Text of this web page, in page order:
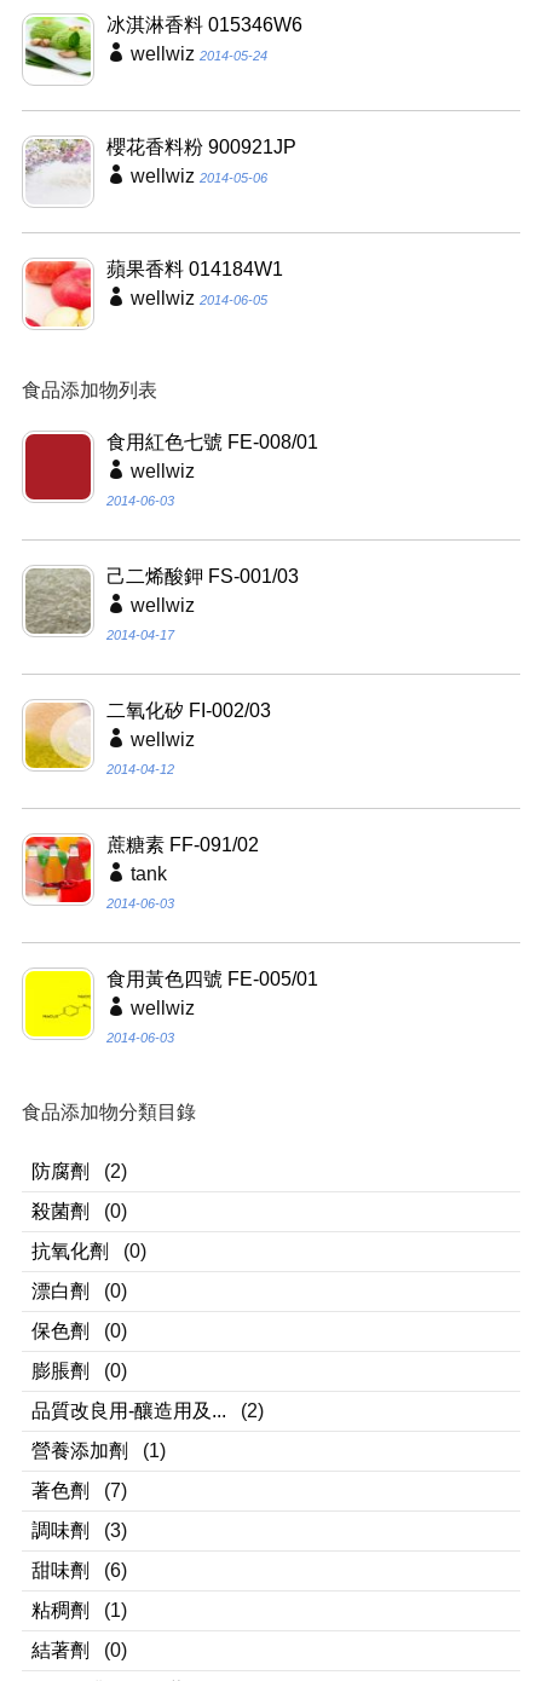
冰淇淋香料 015346W6
wellwiz 2014-05-24
櫻花香料粉 900921JP
wellwiz 2014-05-06
蘋果香料 014184W1
wellwiz 2014-06-05
食品添加物列表
食用紅色七號 FE-008/01
wellwiz
2014-06-03
己二烯酸鉀 FS-001/03
wellwiz
2014-04-17
二氧化矽 FI-002/03
wellwiz
2014-04-12
蔗糖素 FF-091/02
tank
2014-06-03
食用黃色四號 FE-005/01
wellwiz
2014-06-03
食品添加物分類目錄
防腐劑
(2)
殺菌劑
(0)
抗氧化劑
(0)
漂白劑
(0)
保色劑
(0)
膨脹劑
(0)
品質改良用-釀造用及...
(2)
營養添加劑
(1)
著色劑
(7)
調味劑
(3)
甜味劑
(6)
粘稠劑
(1)
結著劑
(0)